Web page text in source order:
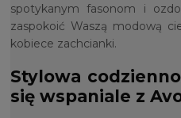
spotykanym fasonom i
zaspokoić Waszą modową
kobiece zachcianki.
Stylowa
się wspaniale z